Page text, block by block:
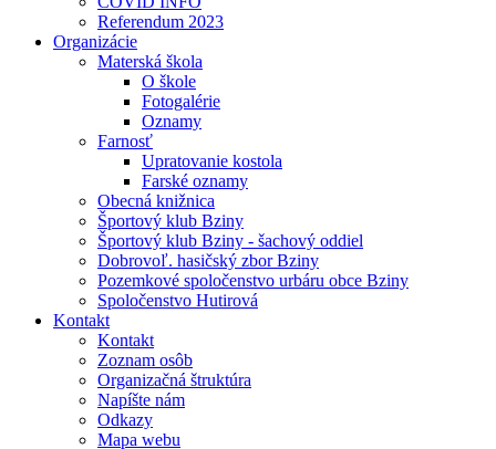
Referendum 2023
Organizácie
Materská škola
O škole
Fotogalérie
Oznamy
Farnosť
Upratovanie kostola
Farské oznamy
Obecná knižnica
Športový klub Bziny
Športový klub Bziny - šachový oddiel
Dobrovoľ. hasičský zbor Bziny
Pozemkové spoločenstvo urbáru obce Bziny
Spoločenstvo Hutirová
Kontakt
Kontakt
Zoznam osôb
Organizačná štruktúra
Napíšte nám
Odkazy
Mapa webu